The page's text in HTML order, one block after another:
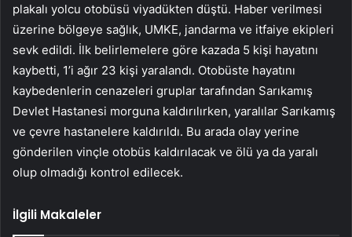
plakalı yolcu otobüsü viyadükten düştü. Haber verilmesi
üzerine bölgeye sağlık, UMKE, jandarma ve itfaiye ekipleri
sevk edildi. İlk belirlemelere göre kazada 5 kişi hayatını
kaybetti, 1’i ağır 23 kişi yaralandı. Otobüste hayatını
kaybedenlerin cenazeleri gruplar tarafından Sarıkamış
Devlet Hastanesi morguna kaldırılırken, yaralılar Sarıkamış
ve çevre hastanelere kaldırıldı. Bu arada olay yerine
gönderilen vinçle otobüs kaldırılacak ve ölü ya da yaralı
olup olmadığı kontrol edilecek.
İlgili Makaleler